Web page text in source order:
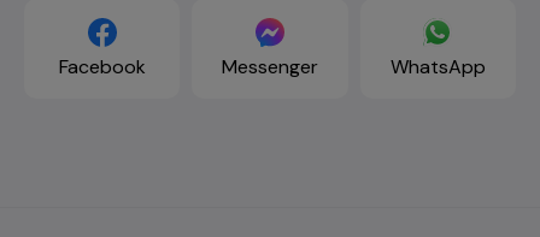
Facebook Messenger WhatsApp